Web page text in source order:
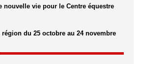
nouvelle vie pour le Centre équestre
du 25 octobre au 24 novembre